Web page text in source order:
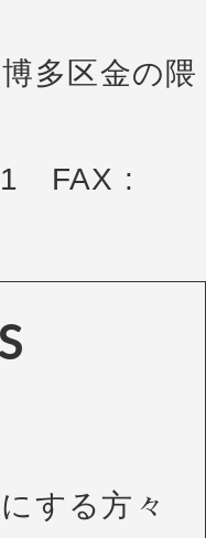
多区金の隈
FAX :
する方々